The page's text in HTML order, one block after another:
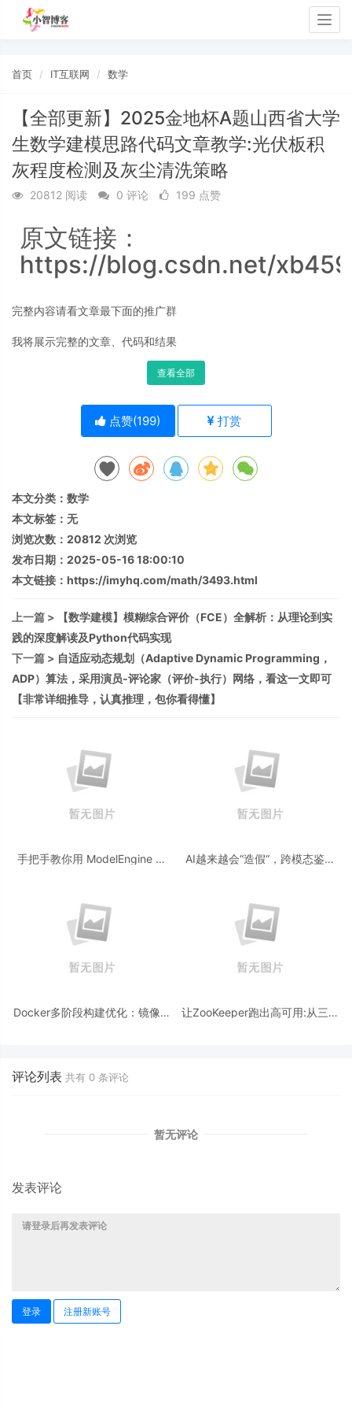
首页 IT互联网 数学
【全部更新】2025金地杯A题山西省大学
生数学建模思路代码文章教学:光伏板积
灰程度检测及灰尘清洗策略
20812 阅读 0 评论 199 点赞
原文链接：
https://blog.csdn.net/
完整内容请看文章最下面的推广群
我将展示完整的文章、代码和结果
查看全部
点赞(199) 打赏
本文分类： 数学
本文标签：无
浏览次数： 20812 次浏览
发布日期：2025-05-16 18:00:10
本文链接： https://imyhq.com/math/3493.html
上一篇 >
【数学建模】模糊综合评价（FCE）全解析：从理论到实
践的深度解读及Python代码实现
下一篇 > 自适应动态规划（Adaptive Dynamic Programming，
ADP）算法，采用演员-评论家（评价-执行）网络，看这一文即可
【非常详细推导，认真推理，包你看得懂】
手把手教你用 ModelEngine 打
AI越来越会“造假“，跨模态鉴伪
Docker多阶段构建优化：镜像体
让ZooKeeper跑出高可用:从三节
评论列表 共有 0 条评论
暂无评论
发表评论
登录 注册新账号